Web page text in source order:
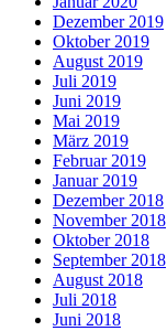
Dezember 2019
Oktober 2019
August 2019
Juli 2019
Juni 2019
Mai 2019
März 2019
Februar 2019
Januar 2019
Dezember 2018
November 2018
Oktober 2018
September 2018
August 2018
Juli 2018
Juni 2018